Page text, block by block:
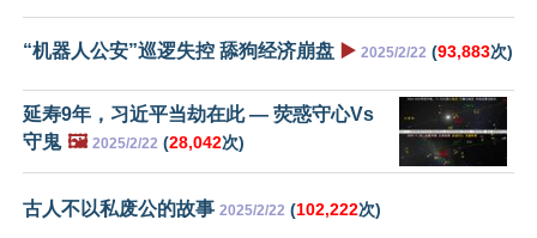
“机器人公安”巡逻失控 舔狗经济崩盘 ▶️ 2025/2/22 (93,883次)
延寿9年，习近平当劫在此 — 荧惑守心Vs
守鬼 🖼️ 2025/2/22 (28,042次)
古人不以私废公的故事 2025/2/22 (102,222次)